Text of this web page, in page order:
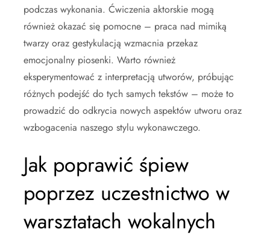
podczas wykonania. Ćwiczenia aktorskie mogą
również okazać się pomocne – praca nad mimiką
twarzy oraz gestykulacją wzmacnia przekaz
emocjonalny piosenki. Warto również
eksperymentować z interpretacją utworów, próbując
różnych podejść do tych samych tekstów – może to
prowadzić do odkrycia nowych aspektów utworu oraz
wzbogacenia naszego stylu wykonawczego.
Jak poprawić śpiew
poprzez uczestnictwo w
warsztatach wokalnych